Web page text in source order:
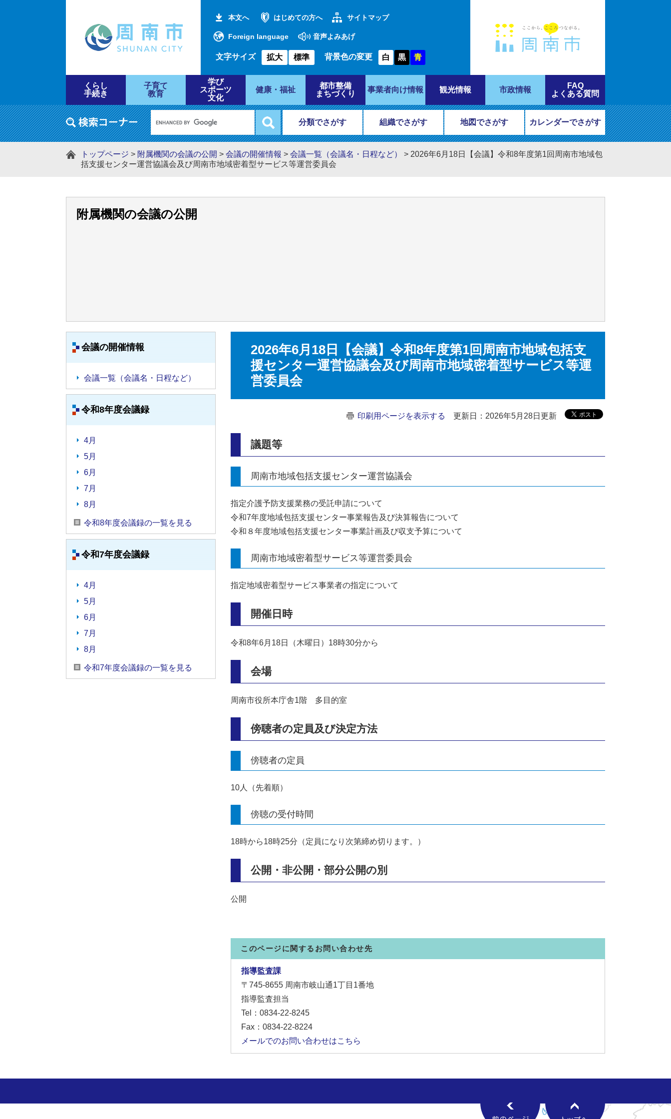
本文へ はじめての方へ サイトマップ
Foreign language 音声よみあげ
文字サイズ 拡大 標準 背景色の変更 白 黒 青
くらし
手続き
子育て
教育
学び
スポーツ
文化
健康・福祉
都市整備
まちづくり
事業者向け情報 観光情報 市政情報
FAQ
よくある質問
分類でさがす 組織でさがす 地図でさがす カレンダーでさがす
トップページ > 附属機関の会議の公開 > 会議の開催情報 > 会議一覧（会議名・日程など） > 2026年6月18日【会議】令和8年度第1回周南市地域包
括支援センター運営協議会及び周南市地域密着型サービス等運営委員会
附属機関の会議の公開
会議の開催情報
会議一覧（会議名・日程など）
令和8年度会議録
4月
5月
6月
7月
8月
令和8年度会議録の一覧を見る
令和7年度会議録
4月
5月
6月
7月
8月
令和7年度会議録の一覧を見る
2026年6月18日【会議】令和8年度第1回周南市地域包括支
援センター運営協議会及び周南市地域密着型サービス等運
営委員会
印刷用ページを表示する 更新日：2026年5月28日更新
議題等
周南市地域包括支援センター運営協議会​
指定介護予防支援業務の受託申請について
令和7年度地域包括支援センター事業報告及び決算報告について
令和８年度地域包括支援センター事業計画及び収支予算について
周南市地域密着型サービス等運営委員会
指定地域密着型サービス事業者の指定について
開催日時
令和8年6月18日（木曜日）18時30分から
会場
周南市役所本庁舎1階 多目的室
傍聴者の定員及び決定方法
傍聴者の定員
10人（先着順）
傍聴の受付時間
18時から18時25分（定員になり次第締め切ります。）
公開・非公開・部分公開の別
公開
このページに関するお問い合わせ先
指導監査課
〒745-8655 周南市岐山通1丁目1番地
指導監査担当
Tel：0834-22-8245
Fax：0834-22-8224
メールでのお問い合わせはこちら